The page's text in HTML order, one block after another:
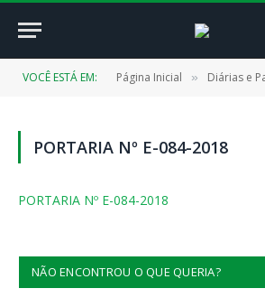
VOCÊ ESTÁ EM: Página Inicial » Diárias e
PORTARIA Nº E-084-2018
PORTARIA Nº E-084-2018
NÃO ENCONTROU O QUE QUERIA?